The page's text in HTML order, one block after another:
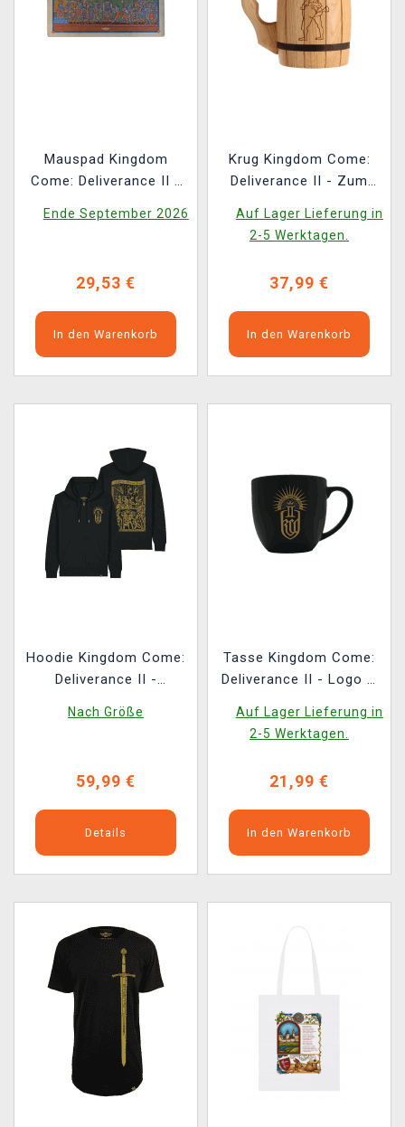
Mauspad Kingdom
Come: Deliverance II -
cm)
Ende September 2026
29,53 €
In den Warenkorb
Krug Kingdom Come:
Deliverance II - Zum
Auf Lager Lieferung in
2-5 Werktagen.
37,99 €
In den Warenkorb
Hoodie Kingdom Come:
Deliverance II -
Nach Größe
59,99 €
Details
Tasse Kingdom Come:
Deliverance II - Logo &
Auf Lager Lieferung in
2-5 Werktagen.
21,99 €
In den Warenkorb